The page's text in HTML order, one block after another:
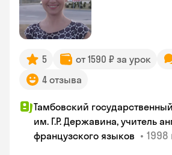
5 от 1590 ₽ за урок
4 отзыва
Тамбовский
им. Г.Р. Державина, учитель
французского языков • 1998